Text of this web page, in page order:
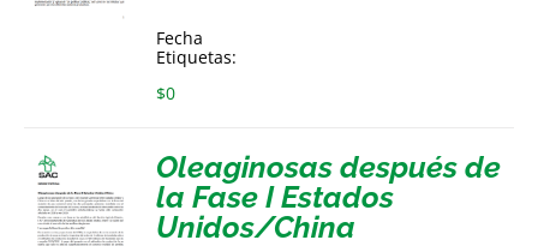
Fecha
Etiquetas:
$0
Oleaginosas después de
la Fase I Estados
Unidos/China